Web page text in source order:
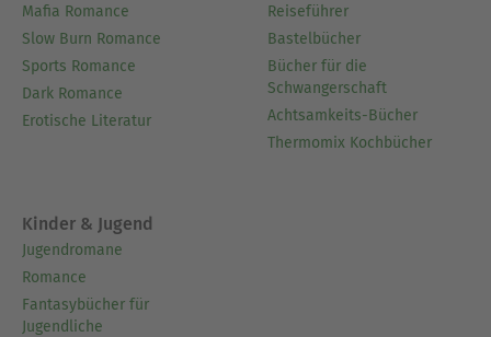
Mafia Romance
Slow Burn Romance
Sports Romance
Dark Romance
Erotische Literatur
Reiseführer
Bastelbücher
Bücher für die
Schwangerschaft
Achtsamkeits-Bücher
Thermomix Kochbücher
Kinder & Jugend
Jugendromane
Romance
Fantasybücher für
Jugendliche